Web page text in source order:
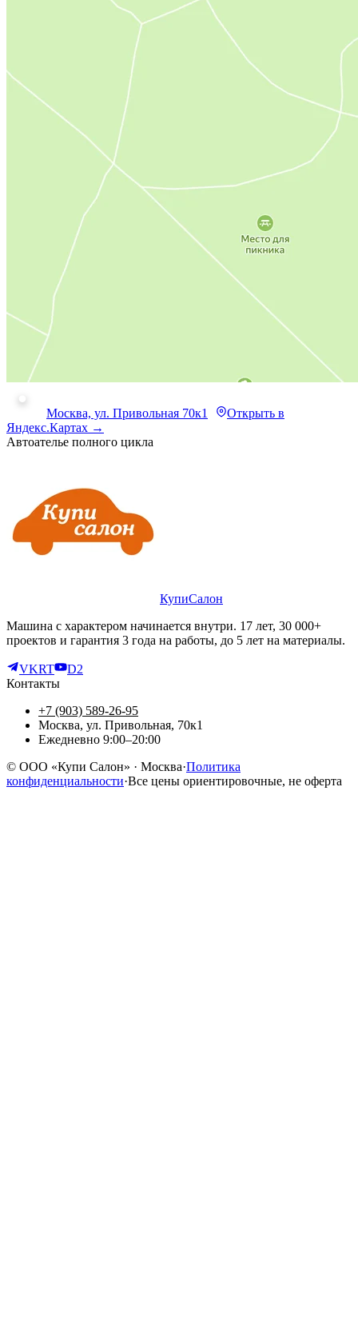
Москва, ул. Привольная 70к1
Открыть в
Яндекс.Картах →
Автоателье полного цикла
КупиСалон
Машина с характером начинается внутри. 17 лет, 30 000+
проектов и гарантия 3 года на работы, до 5 лет на материалы.
VKRT
D2
Контакты
+7 (903) 589-26-95
Москва, ул. Привольная, 70к1
Ежедневно 9:00–20:00
© ООО «Купи Салон» · Москва·Политика
конфиденциальности·Все цены ориентировочные, не оферта